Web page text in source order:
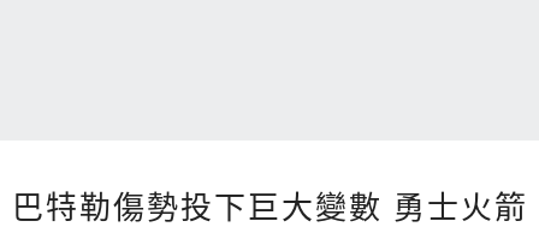
巴特勒傷勢投下巨大變數 勇士火箭